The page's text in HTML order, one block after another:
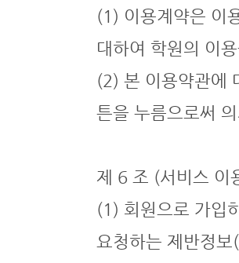
(1) 이용계약은 이
대하여 학원의 이
(2) 본 이용약관에
튼을 누름으로써
제 6 조 (서비스 이
(1) 회원으로 가입
요청하는 제반정